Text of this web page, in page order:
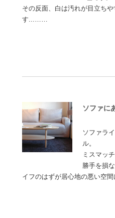
その反面、白は汚れが目立ち
す...……
ソファに
ソファラ
ル。
ミスマッ
勝手を損
イフのはずが居心地の悪い空